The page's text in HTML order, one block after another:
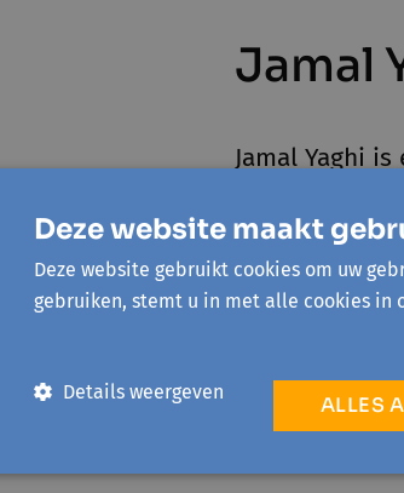
Jamal
Jamal Yaghi
Deze website maakt
Deze website gebruikt cookies om uw
gebruiken, stemt u in met alle cookies in
ALLES
Details weergeven